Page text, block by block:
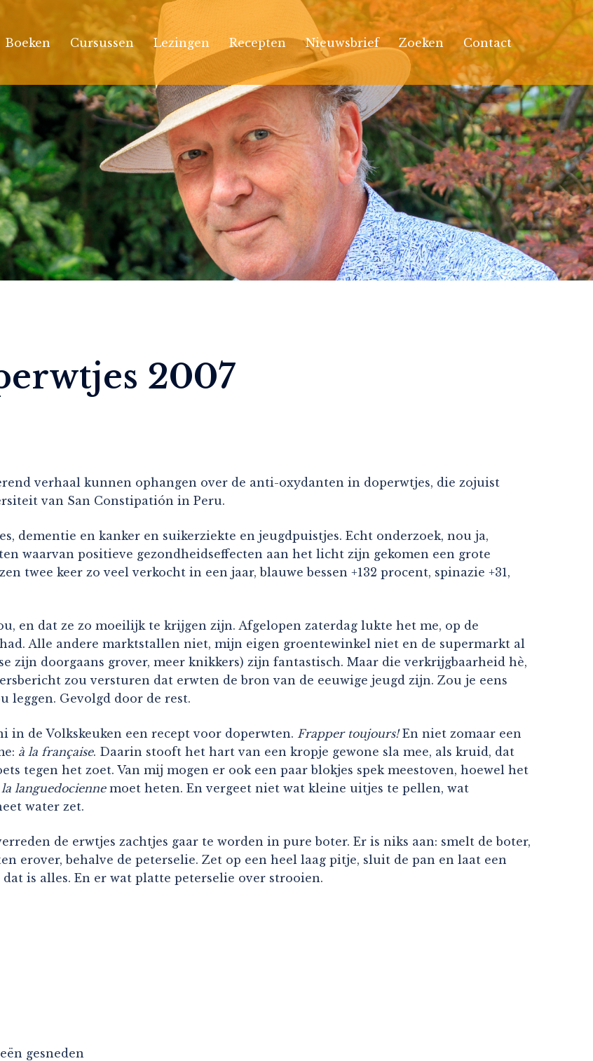
Boeken Cursussen Lezingen Recepten Nieuwsbrief Zoeken Contact
2007
verhaal kunnen ophangen over de anti-oxydanten in doperwtjes, die zojuist
van San Constipatión in Peru.
dementie en kanker en suikerziekte en jeugdpuistjes. Echt onderzoek, nou ja,
waarvan positieve gezondheidseffecten aan het licht zijn gekomen een grote
twee keer zo veel verkocht in een jaar, blauwe bessen +132 procent, spinazie +31,
en dat ze zo moeilijk te krijgen zijn. Afgelopen zaterdag lukte het me, op de
Alle andere marktstallen niet, mijn eigen groentewinkel niet en de supermarkt al
zijn doorgaans grover, meer knikkers) zijn fantastisch. Maar die verkrijgbaarheid hè,
zou versturen dat erwten de bron van de eeuwige jeugd zijn. Zou je eens
leggen. Gevolgd door de rest.
de Volkskeuken een recept voor doperwten. Frapper toujours!En niet zomaar een
à la française. Daarin stooft het hart van een kropje gewone sla mee, als kruid, dat
tegen het zoet. Van mij mogen er ook een paar blokjes spek meestoven, hoewel het
languedociennemoet heten. En vergeet niet wat kleine uitjes te pellen, wat
water zet.
de erwtjes zachtjes gaar te worden in pure boter. Er is niks aan: smelt de boter,
erover, behalve de peterselie. Zet op een heel laag pitje, sluit de pan en laat een
is alles. En er wat platte peterselie over strooien.
gesneden